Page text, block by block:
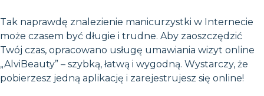
Tak naprawdę znalezienie manicurzystki w Internecie
może czasem być długie i trudne. Aby zaoszczędzić
Twój czas, opracowano usługę umawiania wizyt online
„AlviBeauty” – szybką, łatwą i wygodną. Wystarczy, że
pobierzesz jedną aplikację i zarejestrujesz się online!